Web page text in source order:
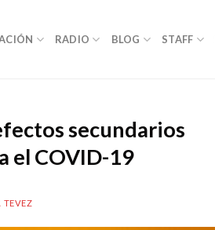
RADIO BLOG STAFF
secundarios
el COVID-19
TEVEZ